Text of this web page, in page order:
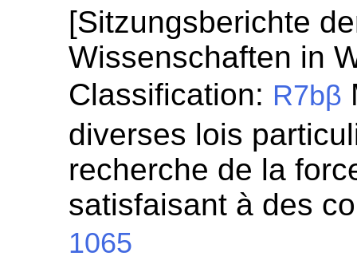
[Sitzungsberichte
Wissenschaften in
Classification: R7bβ
diverses lois
recherche de la
satisfaisant à des
1065